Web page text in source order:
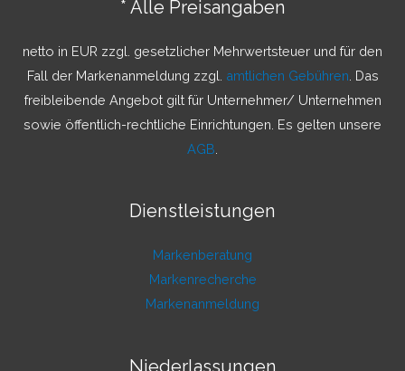
h
* Alle Preisangaben
netto in EUR zzgl. gesetzlicher Mehrwertsteuer und für den
Fall der Markenanmeldung zzgl. amtlichen Gebühren . Das
freibleibende Angebot gilt für Unternehmer/ Unternehmen
sowie öffentlich-rechtliche Einrichtungen. Es gelten unsere
AGB
Dienstleistungen
Markenberatung
Markenrecherche
Markenanmeldung